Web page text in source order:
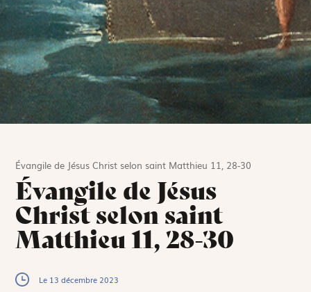
Évangile de Jésus Christ selon saint Matthieu 11, 28-30
Évangile de Jésus
Christ selon saint
Matthieu 11, 28-30
Le 13 décembre 2023